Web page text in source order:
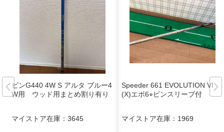
ピンG440 4W S アルタ ブルー4
W用 ウッド用まとめ割り有り
マイストア在庫： 3645
Speeder 661 EVOLUTION VI
(X)エボ6⭐︎ピンスリーブ付
マイストア在庫： 1969